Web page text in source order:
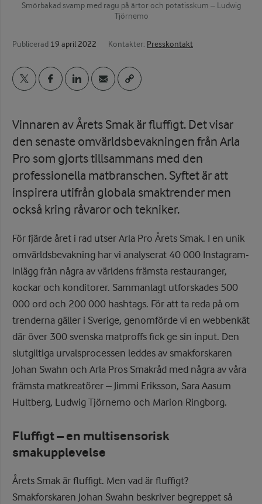
Smörbakad svamp med ragu på ärtor och potatisskum – Ludwig
Tjörnemo
Publicerad 19 april 2022 Kontakter: Presskontakt
Vinnaren av Årets Smak är fluffigt. Det visar
den senaste omvärldsbevakningen från Arla
Pro som gjorts tillsammans med den
professionella matbranschen. Syftet är att
inspirera utifrån globala smaktrender men
också kring råvaror och tekniker.
För fjärde året i rad utser Arla Pro Årets Smak. I en unik
omvärldsbevakning har vi analyserat 40 000 Instagram-
inlägg från några av världens främsta restauranger,
kockar och konditorer. Sammanlagt utforskades 500
000 ord och 200 000 hashtags. För att ta reda på om
trenderna gäller i Sverige, genomförde vi en webbenkät
där över 300 svenska matproffs fick ge sin input. Den
slutgiltiga urvalsprocessen leddes av smakforskaren
Johan Swahn och Arla Pros Smakråd med några av våra
främsta matkreatörer – Jimmi Eriksson, Sara Aasum
Hultberg, Ludwig Tjörnemo och Marion Ringborg.
Fluffigt – en multisensorisk
smakupplevelse
Årets Smak är fluffigt. Men vad är fluffigt?
Smakforskaren Johan Swahn beskriver begreppet så